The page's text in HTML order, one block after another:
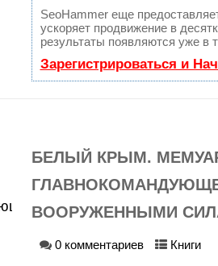
SeoHammer еще
ускоряет продвижение в
результаты появляются уже в
Зарегистрироваться и
БЕЛЫЙ КРЫМ.
ВООРУЖЕННЫМИ
0 комментариев Книги